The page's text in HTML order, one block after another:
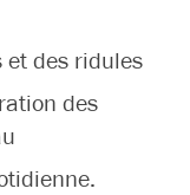
et des ridules
des